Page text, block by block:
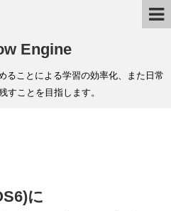
Engine
ることによる学習の効率化、また日常
すことを目指します。
に